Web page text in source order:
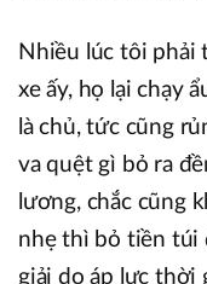
Nhiều lúc tôi phải
xe ấy, họ lại chạy
là chủ, tức cũng
va quệt gì bỏ ra
lương, chắc cũng
nhẹ thì bỏ tiền túi
giải do áp lực thời